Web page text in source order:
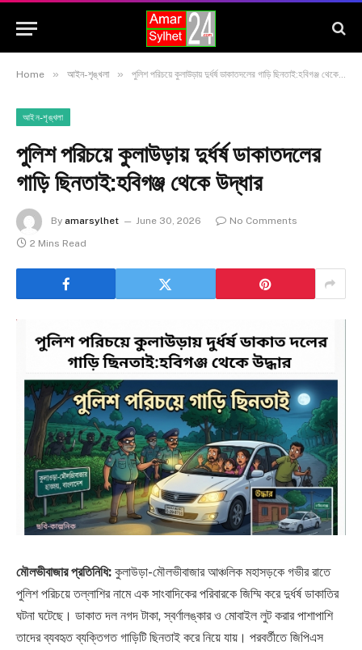
Home » আইন-শৃঙ্খলা » পুলিশ পরিচয়ে কুলাউড়ায় দুর্ধর্ষ ডাকাতদলের গাড়ি ছিনতাই:হবিগঞ্জ থেকে উদ্ধার
আইন-শৃঙ্খলা
পুলিশ পরিচয়ে কুলাউড়ায় দুর্ধর্ষ ডাকাতদলের
গাড়ি ছিনতাই:হবিগঞ্জ থেকে উদ্ধার
By amarsylhet June 30, 2026
No Comments
2 Mins Read
​মৌলভীবাজার প্রতিনিধি: কুলাউড়া-মৌলভীবাজার আঞ্চলিক মহাসড়কে গভীর রাতে
পুলিশ পরিচয়ে তল্লাশির নামে এক সাংবাদিকের পরিবারকে জিম্মি করে দুর্ধর্ষ ডাকাতির
ঘটনা ঘটেছে। ডাকাত দল নগদ টাকা, স্বর্ণালঙ্কার ও মোবাইল লুট করার পাশাপাশি
তাদের ব্যবহৃত ব্যক্তিগত গাড়িটি ছিনতাই করে নিয়ে যায়। পরবর্তীতে জিপিএস